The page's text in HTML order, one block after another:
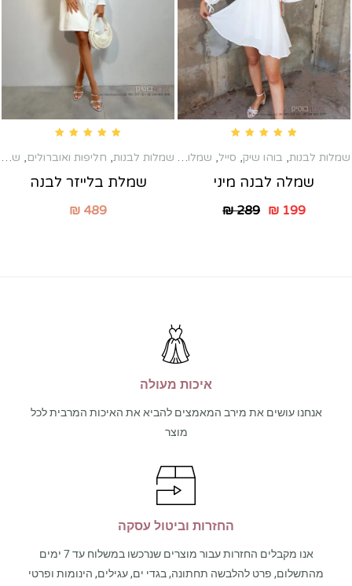
שמלות לבנות, בוהו שיק, סייל, שמלות טראש , שמלות כלה שניה,שמלות
שמלה לבנה מיני
₪289 ₪199
שמלות לבנות, חליפות ואוברולים, שמלות טראש
שמלת בלייזר לבנה
₪ 489
איכות מעולה
אנחנו עושים את מירב המאמצים להביא את האיכות המרבית לכל
מוצר
החזרות וביטול עסקה
אנו מקבלים החזרות עבור מוצרים שנרכשו במשלוח עד 7 ימים
מהתשלום, פרט להלבשה תחתונה, בגדי ים, עגילים, הינומות ופרטי